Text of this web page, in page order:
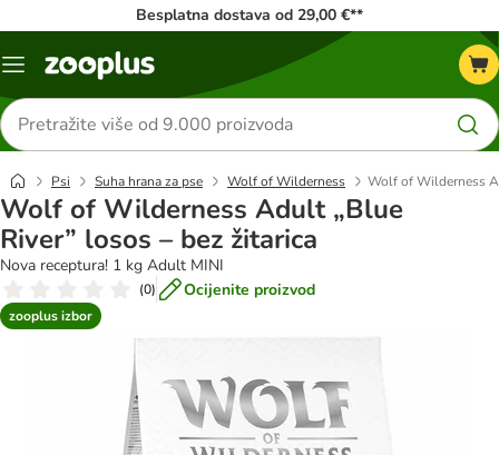
Besplatna dostava od 29,00 €**
Izbornik
Traži
proizvode
Psi Suha hrana za pse Wolf of Wilderness Wolf of Wilderness
Wolf of Wilderness Adult „Blue
River” losos – bez žitarica
Nova receptura! 1 kg Adult MINI
(0) Ocijenite proizvod
zooplus izbor